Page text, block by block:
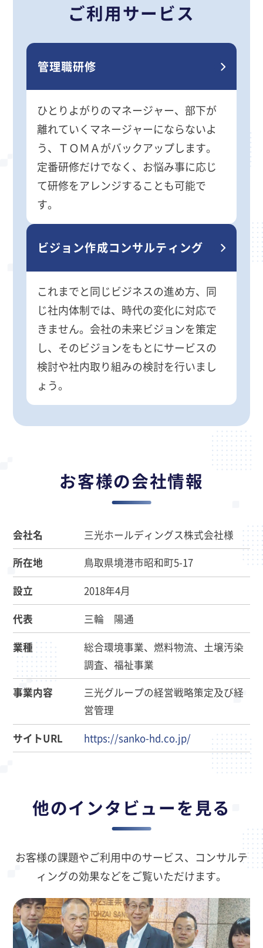
ご利用サービス
管理職研修
ひとりよがりのマネージャー、部下が
離れていくマネージャーにならないよ
う、ＴＯＭＡがバックアップします。
定番研修だけでなく、お悩み事に応じ
て研修をアレンジすることも可能で
す。
ビジョン作成コンサルティング
これまでと同じビジネスの進め方、同
じ社内体制では、時代の変化に対応で
きません。会社の未来ビジョンを策定
し、そのビジョンをもとにサービスの
検討や社内取り組みの検討を行いまし
ょう。
お客様の会社情報
会社名
三光ホールディングス株式会社様
所在地
鳥取県境港市昭和町5-17
設立
2018年4月
代表
三輪 陽通
業種
総合環境事業、燃料物流、土壌汚染
調査、福祉事業
事業内容
三光グループの経営戦略策定及び経
営管理
サイトURL
https://sanko-hd.co.jp/
他のインタビューを見る
お客様の課題やご利用中のサービス、コンサルテ
ィングの効果などをご覧いただけます。